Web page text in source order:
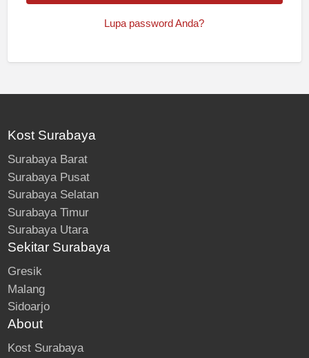
Lupa password Anda?
Kost Surabaya
Surabaya Barat
Surabaya Pusat
Surabaya Selatan
Surabaya Timur
Surabaya Utara
Sekitar Surabaya
Gresik
Malang
Sidoarjo
About
Kost Surabaya